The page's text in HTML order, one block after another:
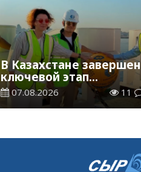
В Казахстане завершен
ключевой этап
строительства
Транскаспийской
волоконно-оптической
07.08.2026 11